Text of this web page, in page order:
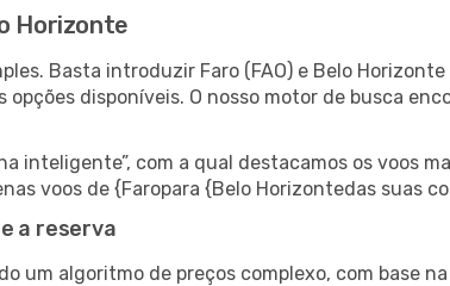
Horizonte
Basta introduzir Faro (FAO) e Belo
opções disponíveis. O nosso motor de busca
inteligente”, com a qual destacamos os voos
voos de {Faropara {Belo Horizontedas suas
a reserva
um algoritmo de preços complexo, com base